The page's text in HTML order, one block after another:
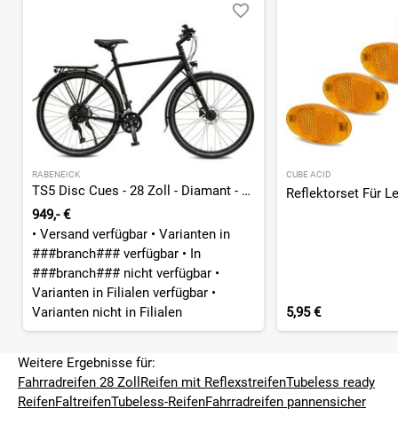
RABENEICK
TS5 Disc Cues - 28 Zoll - Diamant - 2026
949,- €
• Versand verfügbar • Varianten in
###branch### verfügbar • In
###branch### nicht verfügbar •
Varianten in Filialen verfügbar •
Varianten nicht in Filialen
CUBE ACID
5,95 €
Weitere Ergebnisse für:
Fahrradreifen 28 Zoll Reifen mit ReflexstreifenTubeless ready
ReifenFaltreifenTubeless-ReifenFahrradreifen pannensicher